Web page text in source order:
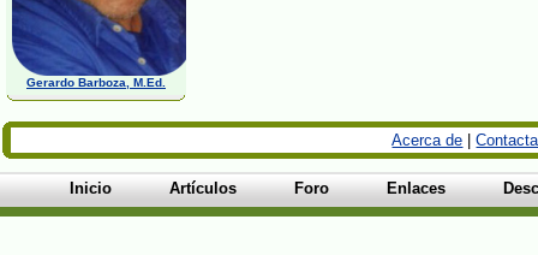
Gerardo Barboza, M.Ed.
Acerca de |
Inicio Artículos Foro Enlaces